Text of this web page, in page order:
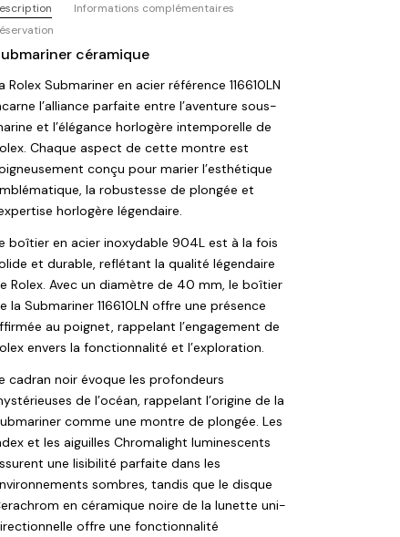
Informations complémentaires
céramique
Rolex Submariner en acier référence 116610LN
l’alliance parfaite entre l’aventure sous-
et l’élégance horlogère intemporelle de
Chaque aspect de cette montre est
conçu pour marier l’esthétique
la robustesse de plongée et
horlogère légendaire.
boîtier en acier inoxydable 904L est à la fois
et durable, reflétant la qualité légendaire
Rolex. Avec un diamètre de 40 mm, le boîtier
la Submariner 116610LN offre une présence
au poignet, rappelant l’engagement de
envers la fonctionnalité et l’exploration.
cadran noir évoque les profondeurs
de l’océan, rappelant l’origine de la
comme une montre de plongée. Les
et les aiguilles Chromalight luminescents
une lisibilité parfaite dans les
sombres, tandis que le disque
en céramique noire de la lunette uni-
offre une fonctionnalité